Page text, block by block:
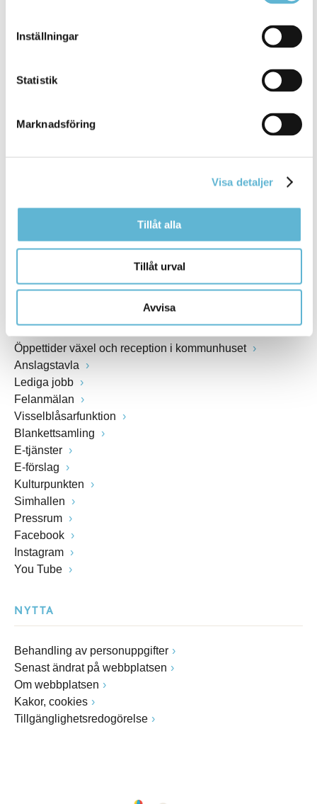
Inställningar
Statistik
Marknadsföring
Visa detaljer
Tillåt alla
Tillåt urval
Avvisa
KONTAKT
Besöksadress
Box 18, 295 21 Bromölla
Fax: 0456-82 22 00
Öppettider växel och reception i kommunhuset
Anslagstavla
Lediga jobb
Felanmälan
Visselblåsarfunktion
Blankettsamling
E-tjänster
E-förslag
Kulturpunkten
Simhallen
Pressrum
Facebook
Instagram
You Tube
NYTTA
Behandling av personuppgifter
Senast ändrat på webbplatsen
Om webbplatsen
Kakor, cookies
Tillgänglighetsredogörelse